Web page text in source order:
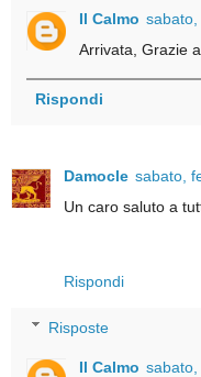
Il Calmo
Arrivata, Grazie
Rispondi
Damocle sabato,
Un caro saluto a
Rispondi
Risposte
Il Calmo